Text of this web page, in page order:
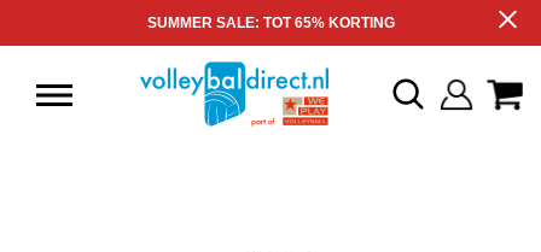
SUMMER SALE: TOT 65% KORTING